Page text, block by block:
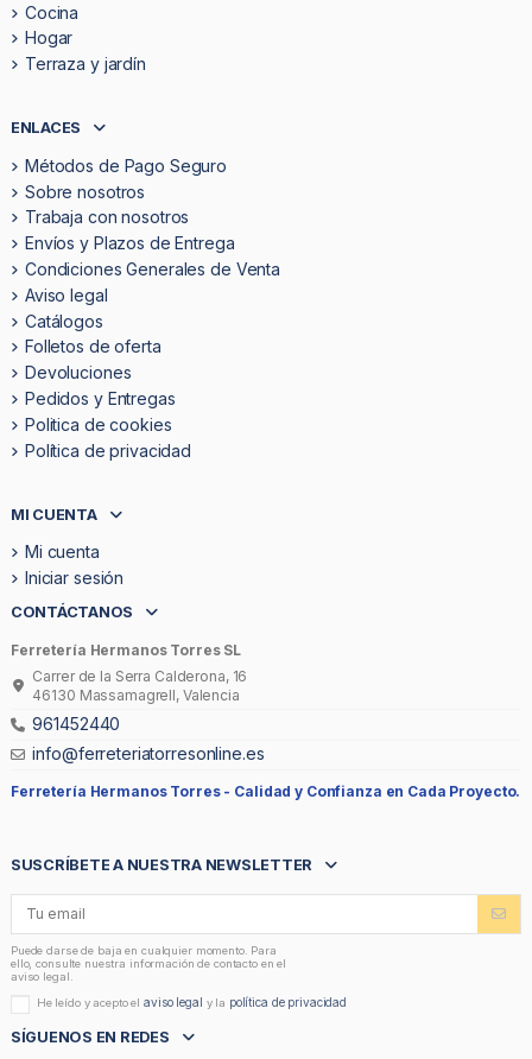
Cocina
Hogar
Terraza y jardín
ENLACES
Métodos de Pago Seguro
Sobre nosotros
Trabaja con nosotros
Envíos y Plazos de Entrega
Condiciones Generales de Venta
Aviso legal
Catálogos
Folletos de oferta
Devoluciones
Pedidos y Entregas
Politica de cookies
Política de privacidad
MI CUENTA
Mi cuenta
Iniciar sesión
CONTÁCTANOS
Ferretería Hermanos Torres SL
Carrer de la Serra Calderona, 16
46130 Massamagrell, Valencia
961452440
info@ferreteriatorresonline.es
Ferretería Hermanos Torres - Calidad y Confianza en Cada Proyecto.
SUSCRÍBETE A NUESTRA NEWSLETTER
Puede darse de baja en cualquier momento. Para
ello, consulte nuestra información de contacto en el
aviso legal.
He leído y acepto elaviso legal y la política de privacidad
SÍGUENOS EN REDES